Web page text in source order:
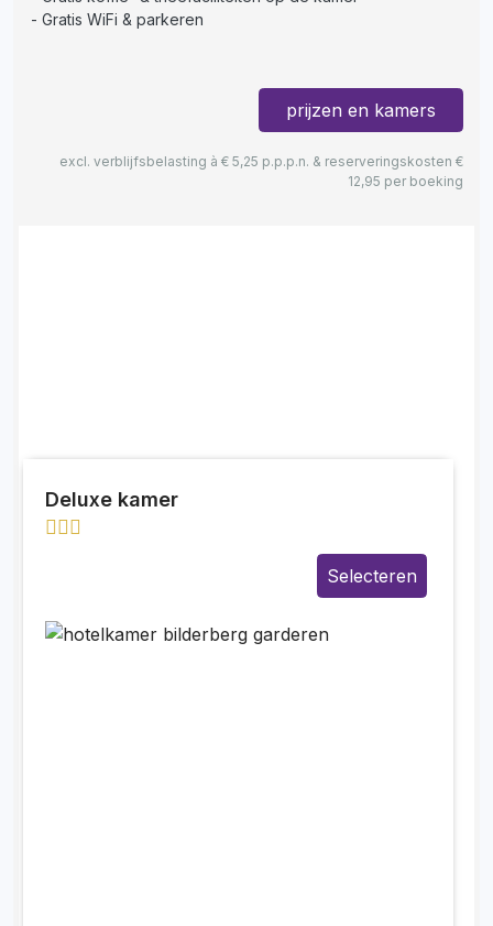
Gratis WiFi & parkeren
prijzen en kamers
excl. verblijfsbelasting à € 5,25 p.p.p.n. & reserveringskosten €
12,95 per boeking
Deluxe kamer
Selecteren